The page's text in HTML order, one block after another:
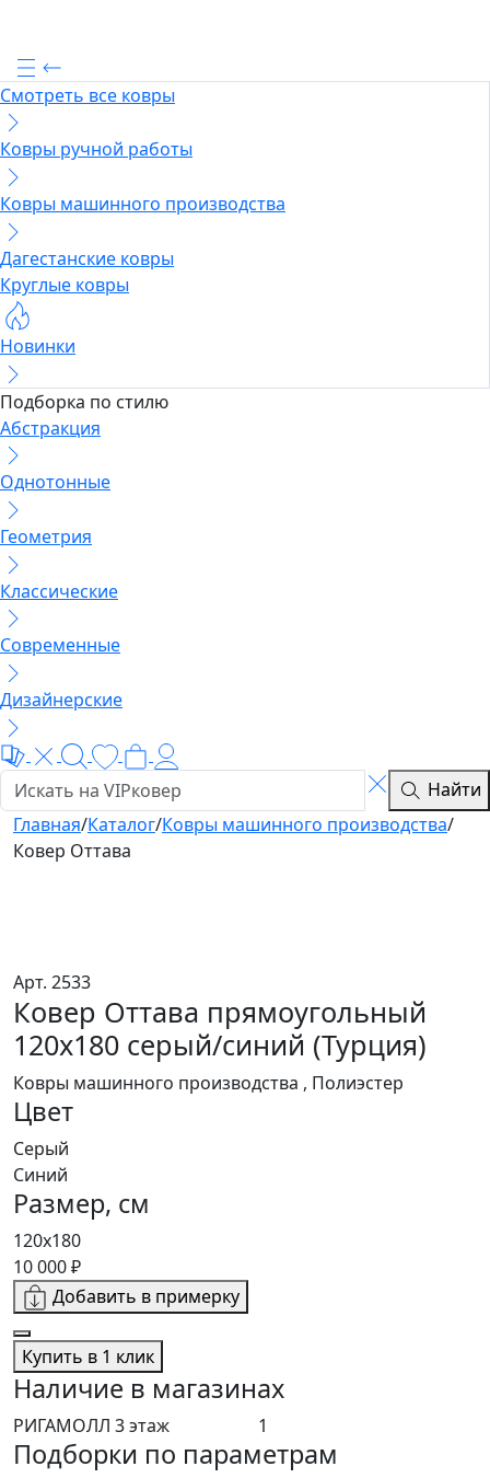
Смотреть все ковры
Ковры ручной работы
Ковры машинного производства
Дагестанские ковры
Круглые ковры
Новинки
Подборка по стилю
Абстракция
Однотонные
Геометрия
Классические
Современные
Дизайнерские
Найти
Главная/Каталог/Ковры машинного производства/
Ковер Оттава
Арт. 2533
Ковер Оттава прямоугольный
120x180 серый/синий (Турция)
Ковры машинного производства , Полиэстер
Цвет
Серый
Синий
Размер, см
120x180
10 000 ₽
Добавить в примерку
Купить в 1 клик
Наличие в магазинах
РИГАМОЛЛ 3 этаж 1
Подборки по параметрам